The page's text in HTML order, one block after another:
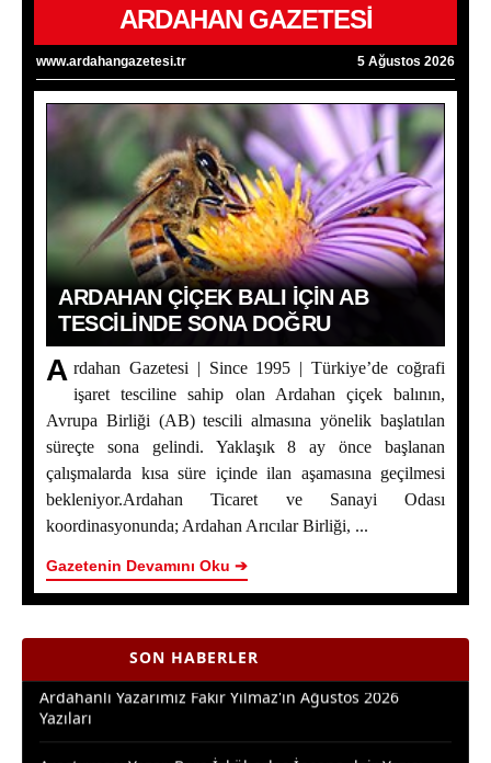
ARDAHAN GAZETESİ
www.ardahangazetesi.tr 5 Ağustos 2026
ARDAHAN ÇIÇEK BALI İÇIN AB
TESCILINDE SONA DOĞRU
A rdahan Gazetesi | Since 1995 | Türkiye’de coğrafi
işaret tesciline sahip olan Ardahan çiçek balının,
Avrupa Birliği (AB) tescili almasına yönelik başlatılan
süreçte sona gelindi. Yaklaşık 8 ay önce başlanan
çalışmalarda kısa süre içinde ilan aşamasına geçilmesi
bekleniyor.Ardahan Ticaret ve Sanayi Odası
koordinasyonunda; Ardahan Arıcılar Birliği, ...
Gazetenin Devamını Oku ➔
SON HABERLER
Ardahan Çiçek Balı İçin AB Tescilinde Sona Doğru
Yaşar Geler’in 5 Bölümlük Dev Yazı Dizisi Başladı! |
Bölüm 1: Ardahan Akademi Dünyası
Posof’ta 2. Kültür ve Sanat Festivali Coşkusu
Ardahanlı Yazarımız Fakir Yılmaz'ın Ağustos 2026
Yazıları
Araştırmacı Yazar, Bora İzkübarlas İnsana dair Yazısı